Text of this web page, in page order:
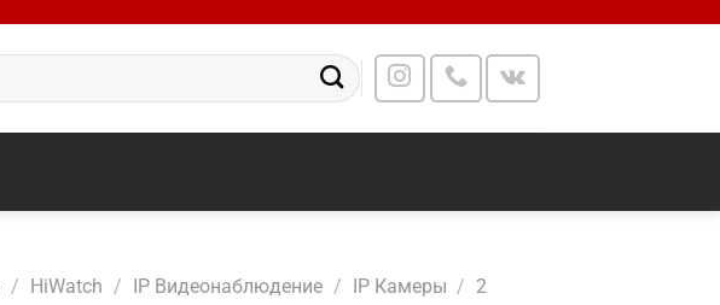
/ HiWatch / IP Видеонаблюдение / IP Камеры / 2